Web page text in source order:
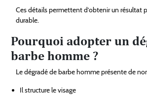
Ces détails permettent d’obtenir un résultat
durable.
Pourquoi adopter un
barbe homme ?
Le dégradé de barbe homme présente de
Il structure le visage